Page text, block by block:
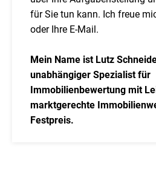
für Sie tun kann. Ich freue
oder Ihre E-Mail.
Mein Name ist Lutz
unabhängiger Spezialist für
Immobilienbewertung mit
marktgerechte
Festpreis.